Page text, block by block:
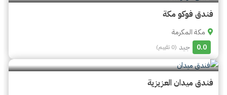
فندق فوكو مكة
مكة المكرمة
0.0
جيد (0 تقييم)
فندق ميدان العزيزية